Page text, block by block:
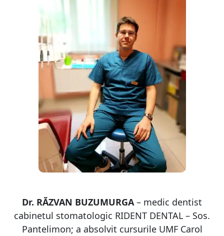
Dr. RĂZVAN BUZUMURGA– medic dentist
cabinetul stomatologic RIDENT DENTAL – Sos.
Pantelimon; a absolvit cursurile UMF Carol